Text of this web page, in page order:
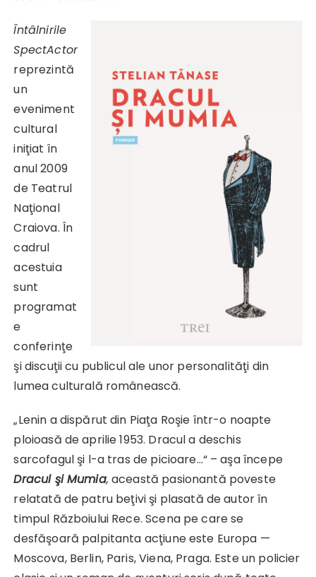
Întâlnirile
SpectActor
reprezintă
un
eveniment
cultural
iniţiat în
anul 2009
de Teatrul
Naţional
Craiova. În
cadrul
acestuia
sunt
programat
e
conferinţe
şi discuţii cu publicul ale unor personalităţi din
lumea culturală românească.
„Lenin a dispărut din Piaţa Roşie într-o noapte
ploioasă de aprilie 1953. Dracul a deschis
sarcofagul şi l-a tras de picioare…“ – aşa începe
Dracul şi Mumia, această pasionantă poveste
relatată de patru beţivi şi plasată de autor în
timpul Războiului Rece. Scena pe care se
desfăşoară palpitanta acţiune este Europa —
Moscova, Berlin, Paris, Viena, Praga. Este un policier